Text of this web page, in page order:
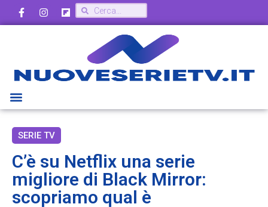
SERIE TV
C’è su Netflix una serie
migliore di Black Mirror:
scopriamo qual è